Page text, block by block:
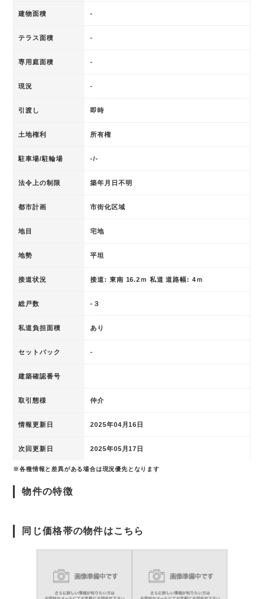
建物面積 -
テラス面積 -
専用庭面積 -
現況 -
引渡し 即時
土地権利 所有権
駐車場/駐輪場 -/-
法令上の制限 築年月日不明
都市計画 市街化区域
地目 宅地
地勢 平坦
接道状況 接道: 東南 16.2ｍ 私道 道路幅: 4ｍ
総戸数 -３
私道負担面積 あり
セットバック -
建築確認番号
取引態様 仲介
情報更新日 2025年04月16日
次回更新日 2025年05月17日
※各種情報と差異がある場合は現況優先となります
物件の特徴
同じ価格帯の物件はこちら